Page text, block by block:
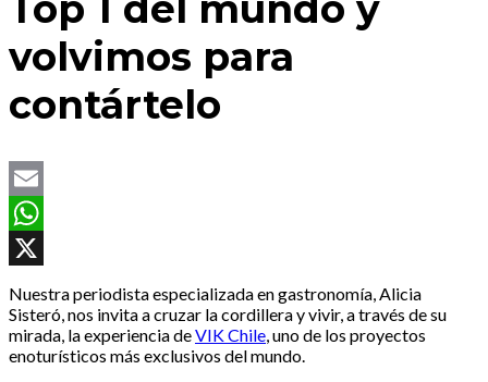
volvimos para
contártelo
Email
WhatsApp
Nuestra periodista especializada en gastronomía, Alicia
Sisteró, nos invita a cruzar la cordillera y vivir, a través de su
mirada, la experiencia deVIK Chile, uno de los proyectos
enoturísticos más exclusivos del mundo.